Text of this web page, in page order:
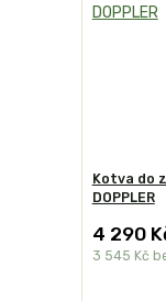
Kotva do
DOPPLER
4 290
3 545 Kč